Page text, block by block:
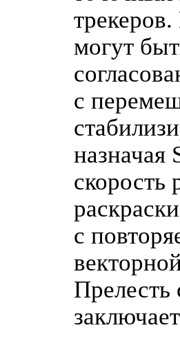
могут
с
назначая
скорость
раскраски
с
Прелесть